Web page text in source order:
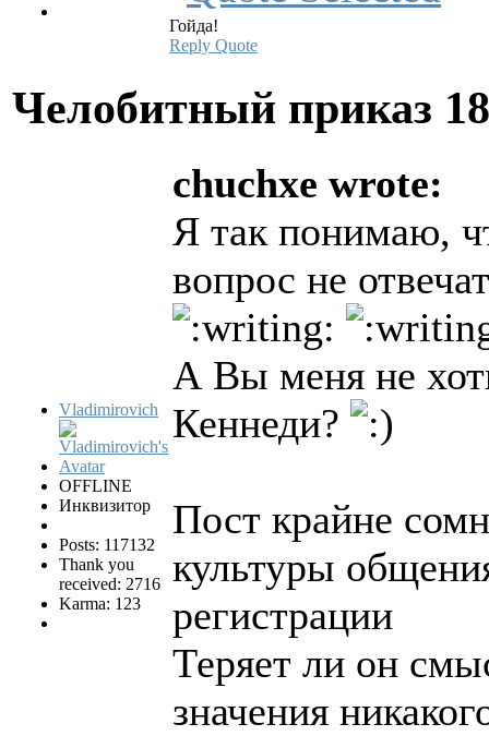
Гойда!
Reply Quote
Челобитный приказ
Vladimirovich
OFFLINE
Инквизитор
Posts: 117132
Thank you
received: 2716
Karma: 123
chuchxe wrote:
Я так понимаю,
вопрос не
А Вы меня не
Кеннеди?
Пост крайне
культуры
регистрации
Теряет ли он
значения